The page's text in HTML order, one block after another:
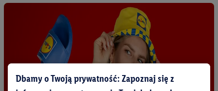
Dbamy o Twoją prywatność: Zapoznaj się z